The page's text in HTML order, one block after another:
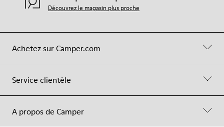
Achetez sur Camper.com
Service clientèle
A propos de Camper
Découvrez le magasin plus proche